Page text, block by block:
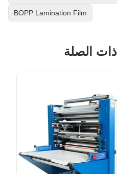
BOPP Lamination Film
ذات الصلة